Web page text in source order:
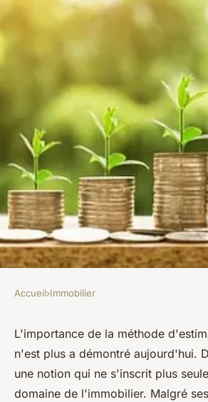
Quels sont les
compte pour
l'estimation d'un
Accueil›Immobilier
L'importance de la méthode
n'est plus a démontré aujourd'hui.
une notion qui ne s'inscrit plus
domaine de l'immobilier. Malgré